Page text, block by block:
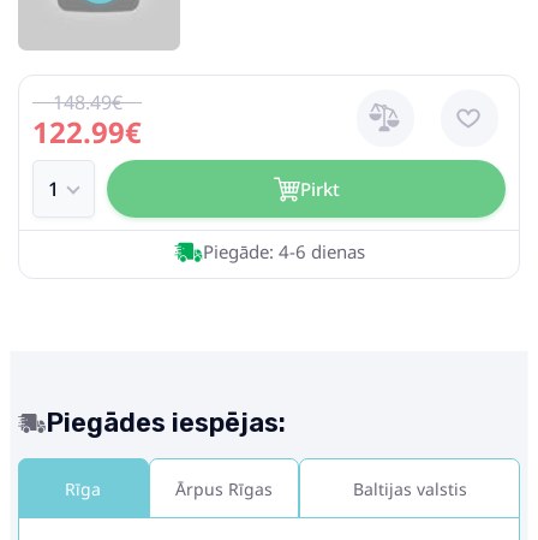
122.99€
148.49€
Pirkt
Piegāde: 4-6 dienas
Piegādes iespējas:
Rīga Ārpus Rīgas Baltijas valstis